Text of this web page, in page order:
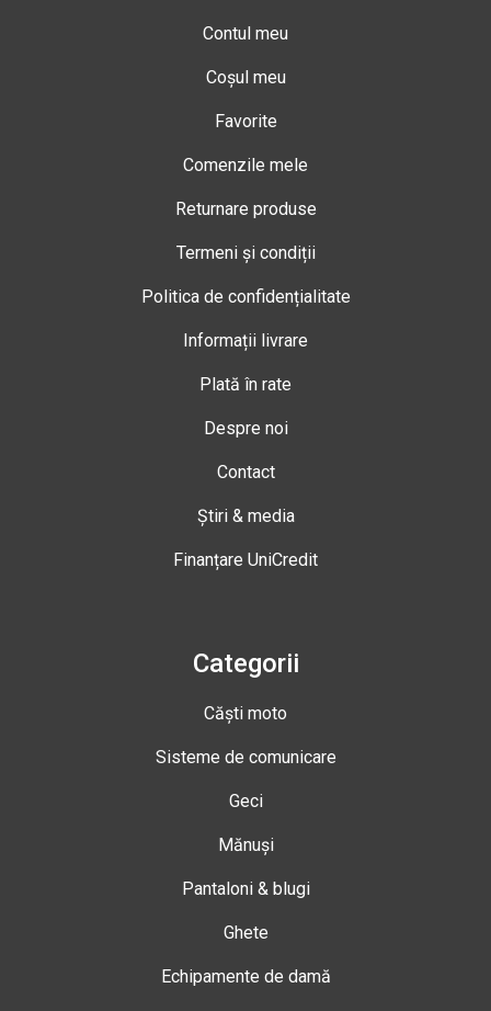
Contul meu
Coșul meu
Favorite
Comenzile mele
Returnare produse
Termeni și condiții
Politica de confidențialitate
Informații livrare
Plată în rate
Despre noi
Contact
Știri & media
Finanțare UniCredit
Categorii
Căști moto
Sisteme de comunicare
Geci
Mănuși
Pantaloni & blugi
Ghete
Echipamente de damă